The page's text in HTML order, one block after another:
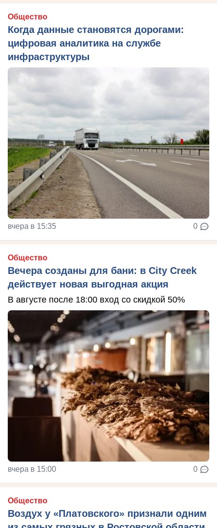
Общество
Когда данные становятся дорогами:
цифровая аналитика на службе
инфраструктуры
вчера в 15:35 0
Общество
Вечера созданы для бани: в City Creek
действует новая выгодная акция
В августе после 18:00 вход со скидкой 50%
вчера в 15:00 0
Общество
Воздух у «Платовского» признали одним